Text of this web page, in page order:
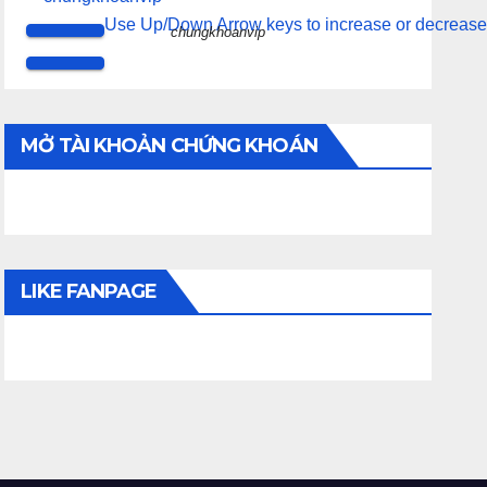
Use Up/Down Arrow keys to increase or
chungkhoanvip
MỞ TÀI KHOẢN CHỨNG KHOÁN
LIKE FANPAGE